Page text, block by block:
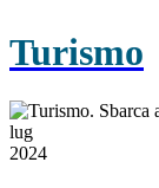
Turismo
lug
2024